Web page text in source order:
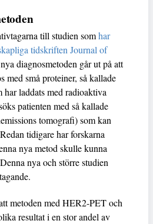
till studien somhar
tidskriften Journal of
diagnosmetoden går ut på att
med små proteiner, så kallade
laddats med radioaktiva
patienten med så kallade
tomografi) som kan
tidigare har forskarna
nya metod skulle kunna
nya och större studien
metoden med HER2-PET och
resultat i en stor andel av